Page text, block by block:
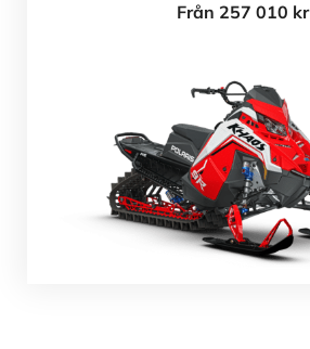
Från 257 010 kr